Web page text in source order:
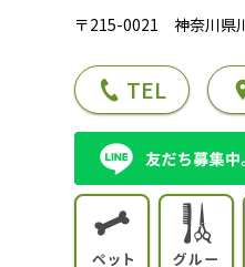
〒215-0021 神奈川県
TEL